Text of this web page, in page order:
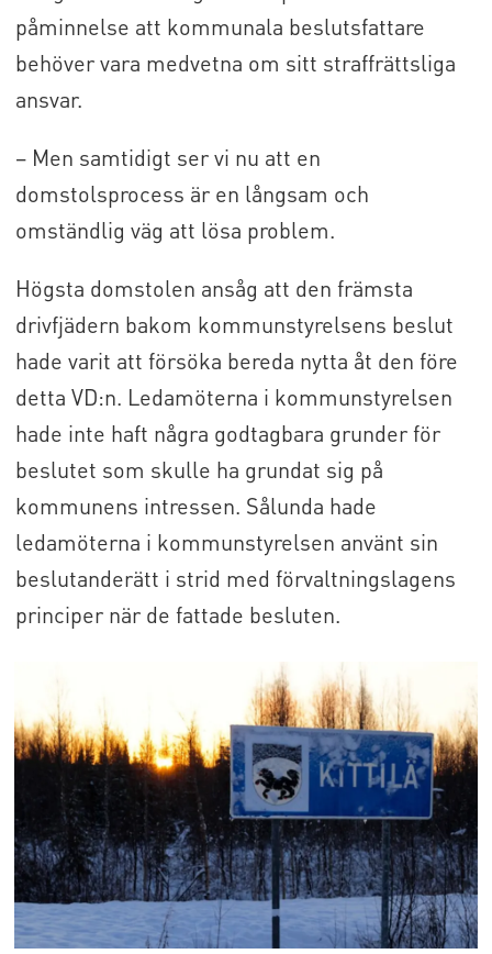
påminnelse att kommunala beslutsfattare
behöver vara medvetna om sitt straffrättsliga
ansvar.
– Men samtidigt ser vi nu att en
domstolsprocess är en långsam och
omständlig väg att lösa problem.
Högsta domstolen ansåg att den främsta
drivfjädern bakom kommunstyrelsens beslut
hade varit att försöka bereda nytta åt den före
detta VD:n. Ledamöterna i kommunstyrelsen
hade inte haft några godtagbara grunder för
beslutet som skulle ha grundat sig på
kommunens intressen. Sålunda hade
ledamöterna i kommunstyrelsen använt sin
beslutanderätt i strid med förvaltningslagens
principer när de fattade besluten.